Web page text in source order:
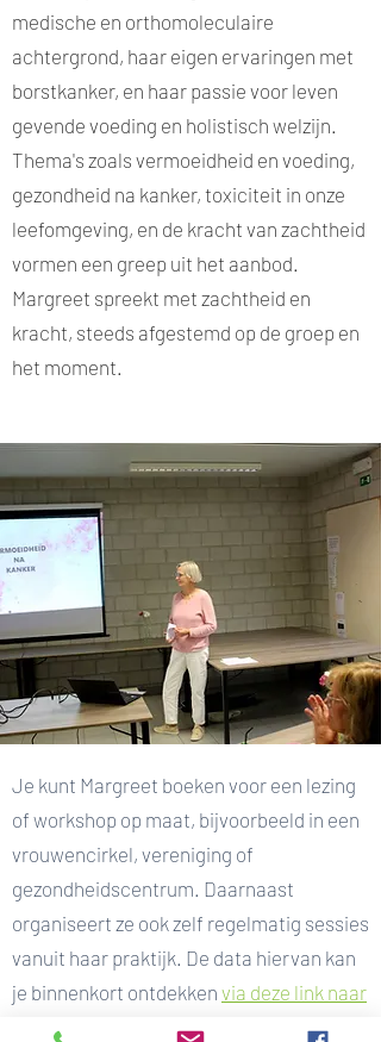
medische en orthomoleculaire
achtergrond, haar eigen ervaringen met
borstkanker, en haar passie voor leven
gevende voeding en holistisch welzijn.
Thema's zoals vermoeidheid en voeding,
gezondheid na kanker, toxiciteit in onze
leefomgeving, en de kracht van zachtheid
vormen een greep uit het aanbod.
Margreet spreekt met zachtheid en
kracht, steeds afgestemd op de groep en
het moment.
Je kunt Margreet boeken voor een lezing
of workshop op maat, bijvoorbeeld in een
vrouwencirkel, vereniging of
gezondheidscentrum. Daarnaast
organiseert ze ook zelf regelmatig sessies
vanuit haar praktijk. De data hiervan kan
je binnenkort ontdekken via deze link naar
haar Hipsy profiel.